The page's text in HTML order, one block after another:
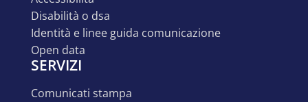
disabilità o dsa
identità e linee guida comunicazione
open data
SERVIZI
comunicati stampa